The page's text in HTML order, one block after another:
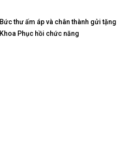
Bức thư ấm áp và chân thành gửi tặng
Khoa Phục hồi chức năng